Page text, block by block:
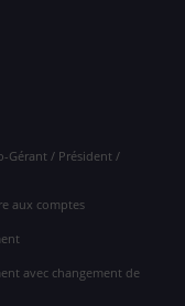
Gérant / Président /
aux comptes
avec changement de